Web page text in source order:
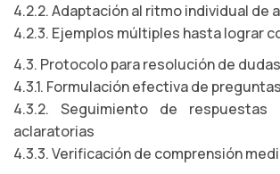
4.2.2. Adaptación al ritmo individual de
4.2.3. Ejemplos múltiples hasta lograr
4.3. Protocolo para resolución de dudas
4.3.1. Formulación efectiva de
4.3.2. Seguimiento de respuestas
aclaratorias
4.3.3. Verificación de comprensión